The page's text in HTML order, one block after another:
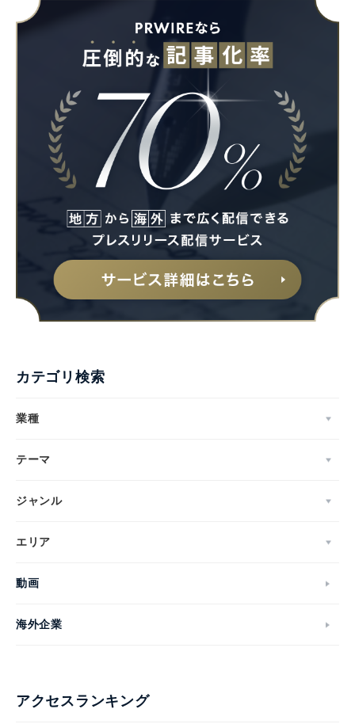
カテゴリ検索
業種
テーマ
ジャンル
エリア
動画
海外企業
アクセスランキング